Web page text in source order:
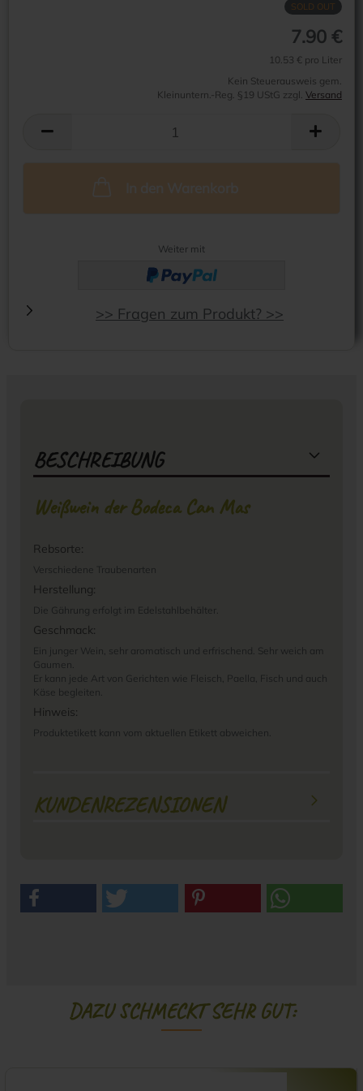
SOLD OUT
7.90 €
10.53 € pro Liter
Kein Steuerausweis gem.
Kleinuntern.-Reg. §19 UStG zzgl. Versand
Weiter mit
>> Fragen zum Produkt? >>
BESCHREIBUNG
Weißwein der Bodeca Can Mas
Rebsorte:
Verschiedene Traubenarten
Herstellung:
Die Gährung erfolgt im Edelstahlbehälter.
Geschmack:
Ein junger Wein, sehr aromatisch und erfrischend. Sehr weich am
Gaumen.
Er kann jede Art von Gerichten wie Fleisch, Paella, Fisch und auch
Käse begleiten.
Hinweis:
Produktetikett kann vom aktuellen Etikett abweichen.
KUNDENREZENSIONEN
DAZU SCHMECKT SEHR GUT: